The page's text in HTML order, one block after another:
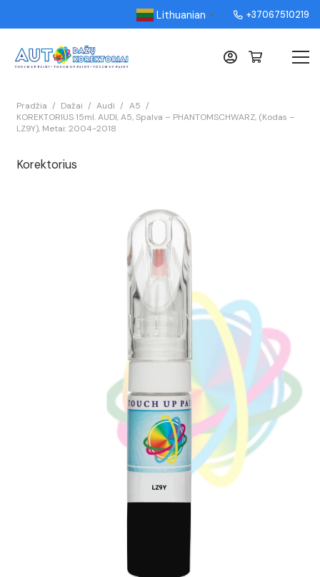
Lithuanian ▼ +37067510219
Pradžia / Dažai / Audi / A5 /
KOREKTORIUS 15ml. AUDI, A5, Spalva – PHANTOMSCHWARZ, (Kodas –
LZ9Y), Metai: 2004-2018
Korektorius